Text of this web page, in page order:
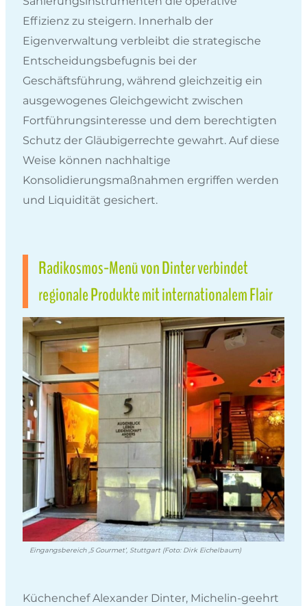
Effizienz zu steigern. Innerhalb der
Eigenverwaltung verbleibt die strategische
Entscheidungsbefugnis bei der
Geschäftsführung, während gleichzeitig ein
ausgewogenes Gleichgewicht zwischen
Fortführungsinteresse und dem berechtigten
Schutz der Gläubigerrechte gewahrt. Auf diese
Weise können nachhaltige
Konsolidierungsmaßnahmen ergriffen werden
und Liquidität gesichert.
Radikosmos-Menü von Dinter verbindet
regionale Produkte mit internationalem Flair
Eingangsbereich ‚5 Gourmet‘, Stuttgart (Foto: Dirk Eichelbaum)
Küchenchef Alexander Dinter, Michelin-geehrt